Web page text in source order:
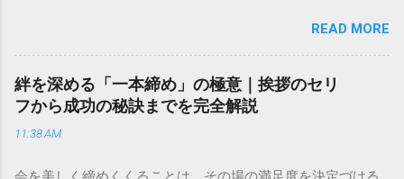
きできる？」といった疑問を抱える方も多いはずです。 福山
通運は企業間物流のイメージが強いかもしれませんが、個人
向けの宅配サービスも非常に充実しています。大切なのは、
目的に合わせた適切な連絡先を選ぶことです。この記事で
は、荷物の追跡確認から営業所への電話連絡、再配達の依頼
手順まで、初めての方でも迷わずに解決できる方法を詳しく
READ MORE
絆を深める「一本締め」の極意｜挨拶のセリ
フから成功の秘訣までを完全解説
11:38 AM